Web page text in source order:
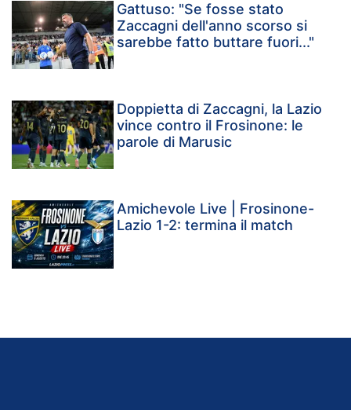
Gattuso: "Se fosse stato
Zaccagni dell'anno scorso si
sarebbe fatto buttare fuori..."
Doppietta di Zaccagni, la Lazio
vince contro il Frosinone: le
parole di Marusic
Amichevole Live | Frosinone-
Lazio 1-2: termina il match